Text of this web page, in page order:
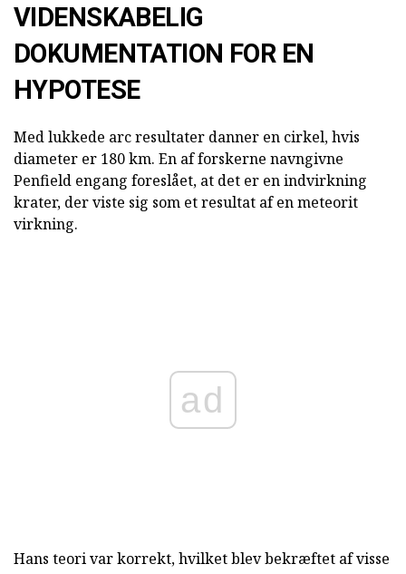
VIDENSKABELIG
DOKUMENTATION FOR EN
HYPOTESE
Med lukkede arc resultater danner en cirkel, hvis
diameter er 180 km. En af forskerne navngivne
Penfield engang foreslået, at det er en indvirkning
krater, der viste sig som et resultat af en meteorit
virkning.
ad
Hans teori var korrekt, hvilket blev bekræftet af visse